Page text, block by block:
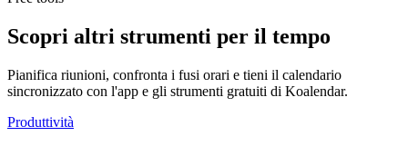
Scopri altri strumenti per il tempo
Pianifica riunioni, confronta i fusi orari e tieni il calendario
sincronizzato con l'app e gli strumenti gratuiti di Koalendar.
Produttività